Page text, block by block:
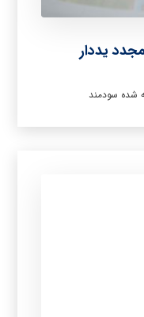
یددار
شده سودمند